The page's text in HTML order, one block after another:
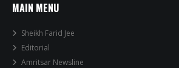
MAIN MENU
Sheikh Farid Jee
Editorial
Amritsar Newsline